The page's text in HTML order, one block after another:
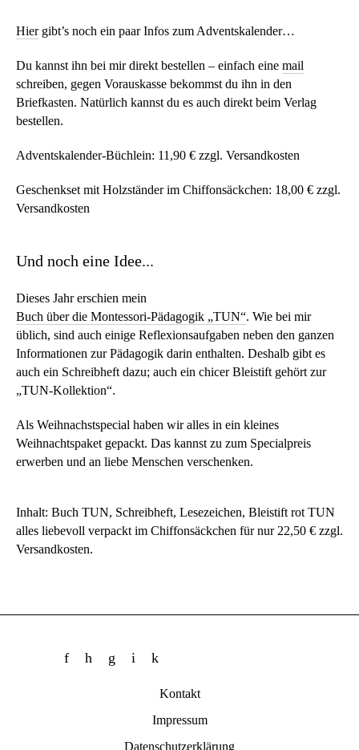
Hiergibt’s noch ein paar Infos zum Adventskalender…
Du kannst ihn bei mir direkt bestellen – einfach eine mail
schreiben, gegen Vorauskasse bekommst du ihn in den
Briefkasten. Natürlich kannst du es auch direkt beim Verlag
bestellen.
Adventskalender-Büchlein: 11,90 € zzgl. Versandkosten
Geschenkset mit Holzständer im Chiffonsäckchen: 18,00 € zzgl.
Versandkosten
Und noch eine Idee...
Dieses Jahr erschien mein
Buch über die Montessori-Pädagogik „TUN“. Wie bei mir
üblich, sind auch einige Reflexionsaufgaben neben den ganzen
Informationen zur Pädagogik darin enthalten. Deshalb gibt es
auch ein Schreibheft dazu; auch ein chicer Bleistift gehört zur
„TUN-Kollektion“.
Als Weihnachstspecial haben wir alles in ein kleines
Weihnachtspaket gepackt. Das kannst zu zum Specialpreis
erwerben und an liebe Menschen verschenken.
Inhalt: Buch TUN, Schreibheft, Lesezeichen, Bleistift rot TUN
alles liebevoll verpackt im Chiffonsäckchen für nur 22,50 € zzgl.
Versandkosten.
Kontakt
Impressum
Datenschutzerklärung